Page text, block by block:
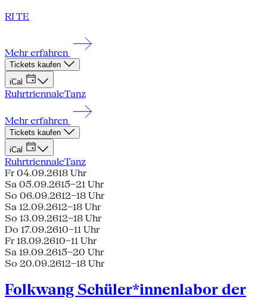
RI TE
Mehr erfahren
Tickets kaufen
iCal
RuhrtriennaleTanz
Mehr erfahren
Tickets kaufen
iCal
RuhrtriennaleTanz
Fr 04.09.2618 Uhr
Sa 05.09.2615–21 Uhr
So 06.09.2612–18 Uhr
Sa 12.09.2612–18 Uhr
So 13.09.2612–18 Uhr
Do 17.09.2610–11 Uhr
Fr 18.09.2610–11 Uhr
Sa 19.09.2615–20 Uhr
So 20.09.2612–18 Uhr
Folkwang Schüler*innenlabor der